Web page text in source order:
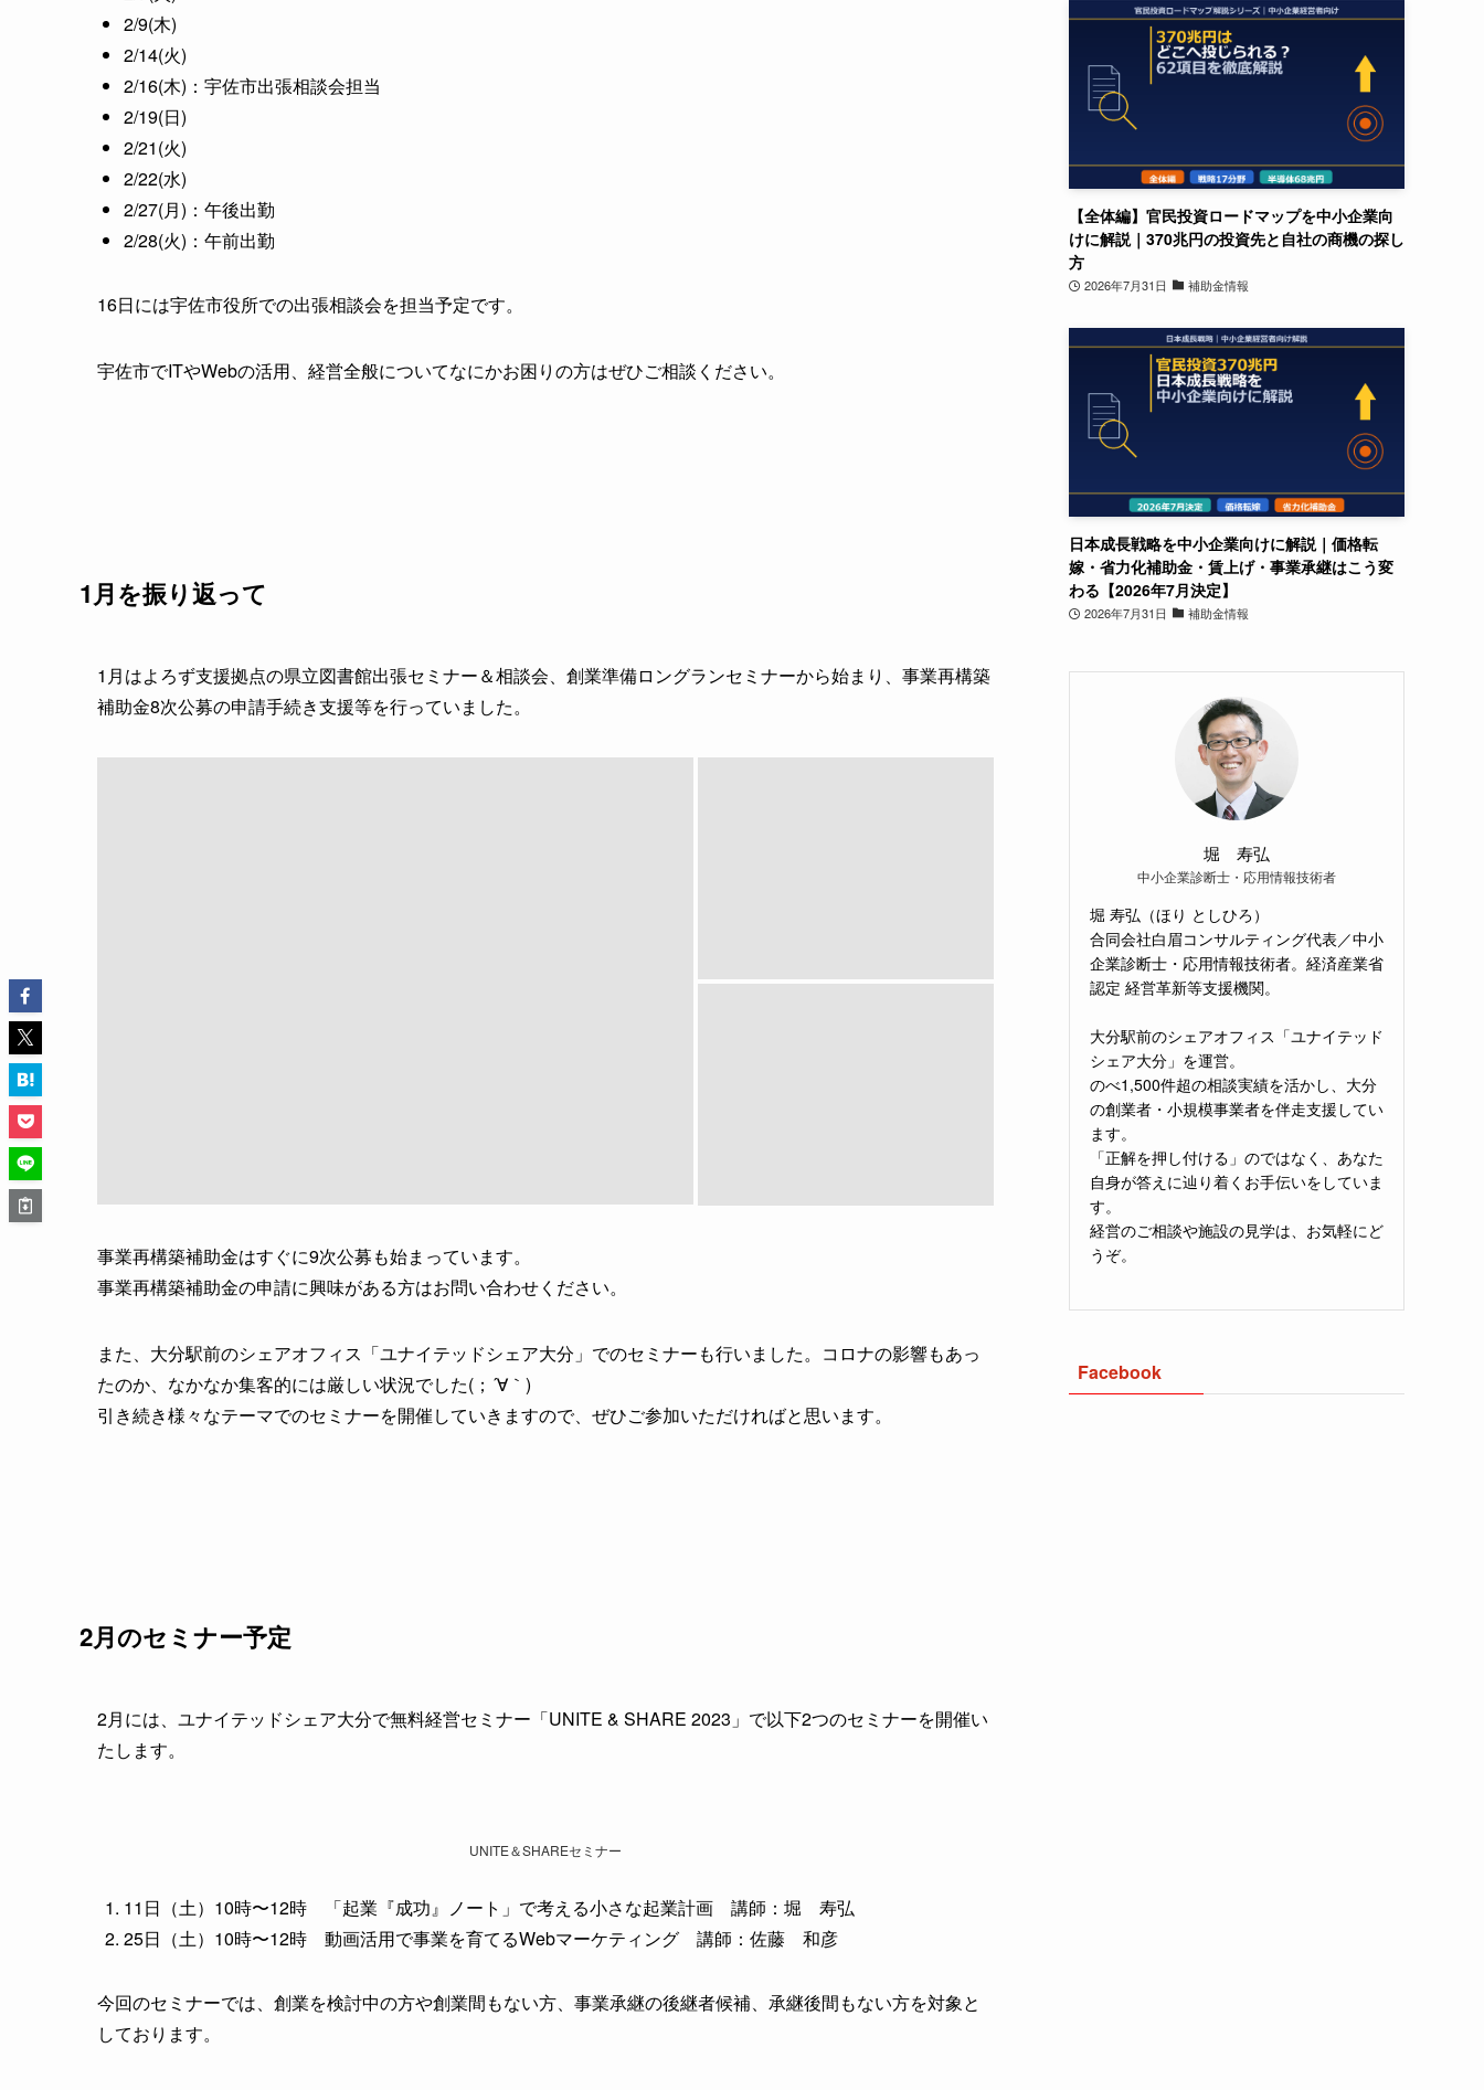
2/9(木)
2/14(火)
2/16(木)：宇佐市出張相談会担当
2/19(日)
2/21(火)
2/22(水)
2/27(月)：午後出勤
2/28(火)：午前出勤
16日には宇佐市役所での出張相談会を担当予定です。
宇佐市でITやWebの活用、経営全般についてなにかお困りの方はぜひご相談ください。
1月を振り返って
1月はよろず支援拠点の県立図書館出張セミナー＆相談会、創業準備ロングランセミナーから始まり、事業再構築
補助金8次公募の申請手続き支援等を行っていました。
事業再構築補助金はすぐに9次公募も始まっています。
事業再構築補助金の申請に興味がある方はお問い合わせください。
また、大分駅前のシェアオフィス「ユナイテッドシェア大分」でのセミナーも行いました。コロナの影響もあっ
たのか、なかなか集客的には厳しい状況でした(；´∀｀)
引き続き様々なテーマでのセミナーを開催していきますので、ぜひご参加いただければと思います。
2月のセミナー予定
2月には、ユナイテッドシェア大分で無料経営セミナー「UNITE & SHARE 2023」で以下2つのセミナーを開催い
たします。
UNITE＆SHAREセミナー
11日（土）10時〜12時 「起業『成功』ノート」で考える小さな起業計画 講師：堀 寿弘
25日（土）10時〜12時 動画活用で事業を育てるWebマーケティング 講師：佐藤 和彦
今回のセミナーでは、創業を検討中の方や創業間もない方、事業承継の後継者候補、承継後間もない方を対象と
しております。
【全体編】官民投資ロードマップを中小企業向
けに解説｜370兆円の投資先と自社の商機の探し
方
2026年7月31日 補助金情報
日本成長戦略を中小企業向けに解説｜価格転
嫁・省力化補助金・賃上げ・事業承継はこう変
わる【2026年7月決定】
2026年7月31日 補助金情報
堀 寿弘
中小企業診断士・応用情報技術者
堀 寿弘（ほり としひろ）
合同会社白眉コンサルティング代表／中小
企業診断士・応用情報技術者。経済産業省
認定 経営革新等支援機関。
大分駅前のシェアオフィス「ユナイテッド
シェア大分」を運営。
のべ1,500件超の相談実績を活かし、大分
の創業者・小規模事業者を伴走支援してい
ます。
「正解を押し付ける」のではなく、あなた
自身が答えに辿り着くお手伝いをしていま
す。
経営のご相談や施設の見学は、お気軽にど
うぞ。
Facebook